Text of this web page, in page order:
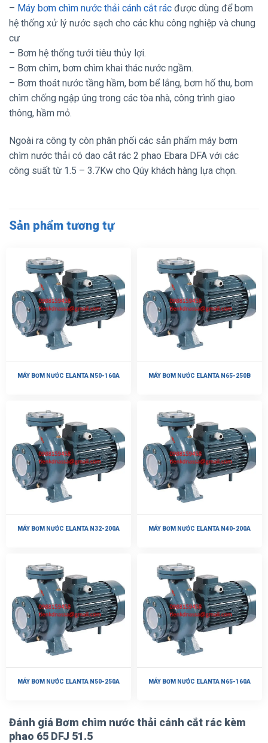
– Máy bơm chìm nước thải cánh cắt rác được dùng để bơm
hệ thống xử lý nước sạch cho các khu công nghiệp và chung
cư
– Bơm hệ thống tưới tiêu thủy lợi.
– Bơm chìm, bơm chìm khai thác nước ngầm.
– Bơm thoát nước tầng hầm, bơm bể lắng, bơm hố thu, bơm
chìm chống ngập úng trong các tòa nhà, công trình giao
thông, hầm mỏ.
Ngoài ra công ty còn phân phối các sản phẩm máy bơm
chìm nước thải có dao cắt rác 2 phao Ebara DFA với các
công suất từ 1.5 – 3.7Kw cho Qúy khách hàng lựa chọn.
Sản phẩm tương tự
MÁY BƠM NƯỚC ELANTA N50-160A MÁY BƠM NƯỚC ELANTA N65-250B
MÁY BƠM NƯỚC ELANTA N32-200A MÁY BƠM NƯỚC ELANTA N40-200A
MÁY BƠM NƯỚC ELANTA N50-250A MÁY BƠM NƯỚC ELANTA N65-160A
Đánh giá Bơm chìm nước thải cánh cắt rác kèm
phao 65 DFJ 51.5